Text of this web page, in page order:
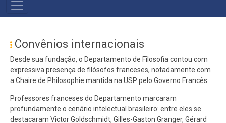
MAIN
Convênios internacionais
Desde sua fundação, o Departamento de Filosofia contou com
expressiva presença de filósofos franceses, notadamente com
a Chaire de Philosophie mantida na USP pelo Governo Francês.
Professores franceses do Departamento marcaram
profundamente o cenário intelectual brasileiro: entre eles se
destacaram Victor Goldschmidt, Gilles-Gaston Granger, Gérard